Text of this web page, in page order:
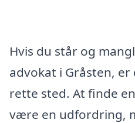
Hvis du står og
advokat i Gråsten,
rette sted. At finde
være en udfordring,